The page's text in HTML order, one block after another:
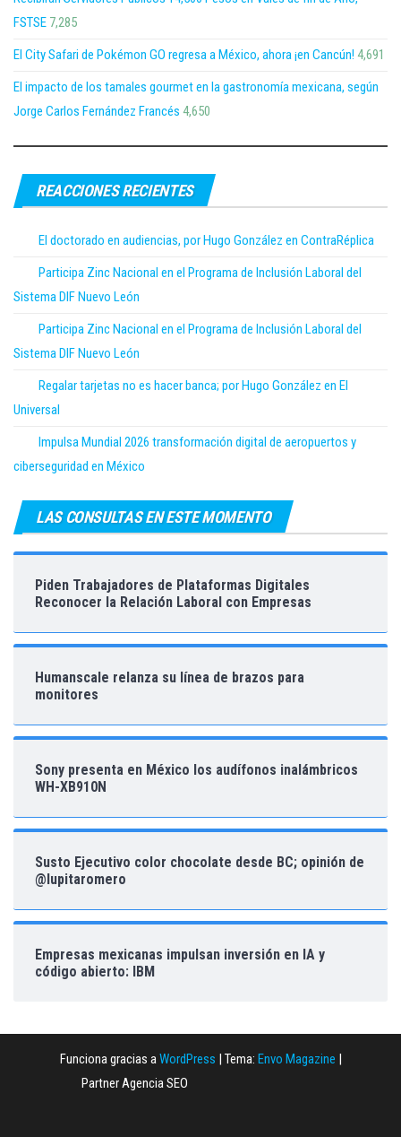
FSTSE 7,285
El City Safari de Pokémon GO regresa a México, ahora ¡en Cancún! 4,691
El impacto de los tamales gourmet en la gastronomía mexicana, según
Jorge Carlos Fernández Francés 4,650
REACCIONES RECIENTES
El doctorado en audiencias, por Hugo González en ContraRéplica
Participa Zinc Nacional en el Programa de Inclusión Laboral del
Sistema DIF Nuevo León
Participa Zinc Nacional en el Programa de Inclusión Laboral del
Sistema DIF Nuevo León
Regalar tarjetas no es hacer banca; por Hugo González en El
Universal
Impulsa Mundial 2026 transformación digital de aeropuertos y
ciberseguridad en México
LAS CONSULTAS EN ESTE MOMENTO
Piden Trabajadores de Plataformas Digitales
Reconocer la Relación Laboral con Empresas
Humanscale relanza su línea de brazos para
monitores
Sony presenta en México los audífonos inalámbricos
WH-XB910N
Susto Ejecutivo color chocolate desde BC; opinión de
@lupitaromero
Empresas mexicanas impulsan inversión en IA y
código abierto: IBM
Funciona gracias aWordPress Tema: Envo Magazine
Partner Agencia SEO